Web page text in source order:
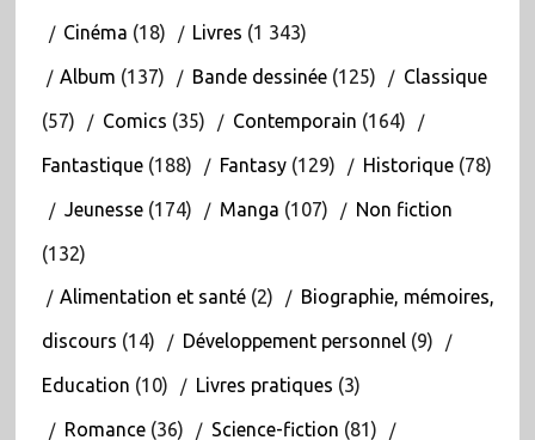
Cinéma (18) Livres (1 343)
Album (137) Bande dessinée(125) Classique
(57) Comics (35) Contemporain (164)
Fantastique(188) Fantasy(129) Historique(78)
Jeunesse(174) Manga (107) Non fiction
(132)
Alimentation et santé(2) Biographie, mémoires,
discours (14) Développement personnel(9)
Education (10) Livres pratiques (3)
Romance(36) Science-fiction (81)